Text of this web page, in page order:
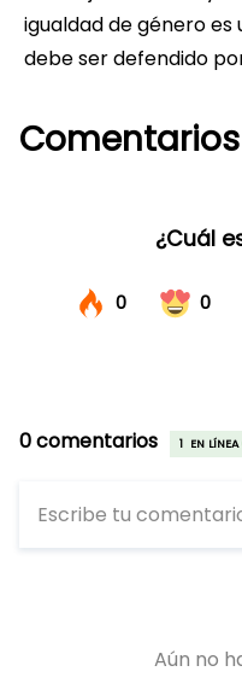
igualdad de género
debe ser defendido
Comentarios